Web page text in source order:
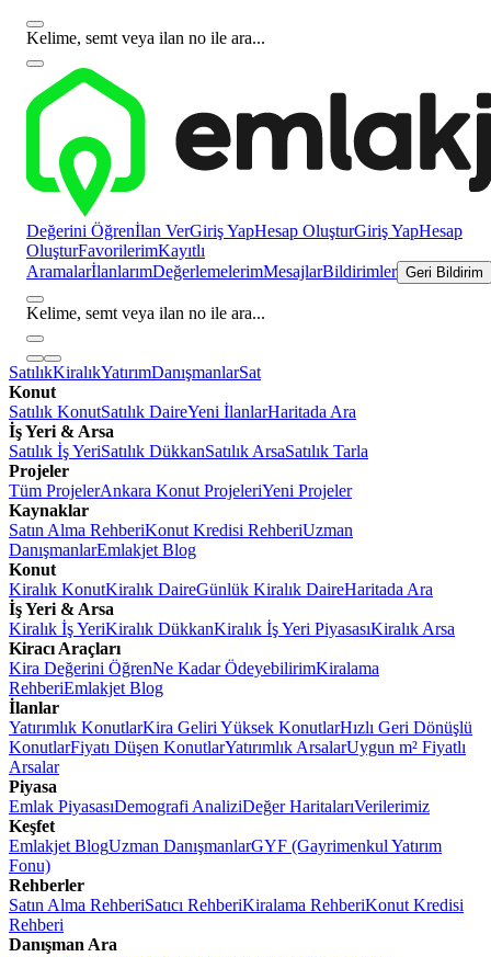
Kelime, semt veya ilan no ile ara...
Değerini Öğrenİlan VerGiriş YapHesap OluşturGiriş YapHesap
OluşturFavorilerimKayıtlı
AramalarİlanlarımDeğerlemelerimMesajlarBildirimler Geri Bildirim
Kelime, semt veya ilan no ile ara...
SatılıkKiralıkYatırımDanışmanlarSat
Konut
Satılık KonutSatılık DaireYeni İlanlarHaritada Ara
İş Yeri & Arsa
Satılık İş YeriSatılık DükkanSatılık ArsaSatılık Tarla
Projeler
Tüm ProjelerAnkara Konut ProjeleriYeni Projeler
Kaynaklar
Satın Alma RehberiKonut Kredisi RehberiUzman
DanışmanlarEmlakjet Blog
Konut
Kiralık KonutKiralık DaireGünlük Kiralık DaireHaritada Ara
İş Yeri & Arsa
Kiralık İş YeriKiralık DükkanKiralık İş Yeri PiyasasıKiralık Arsa
Kiracı Araçları
Kira Değerini ÖğrenNe Kadar ÖdeyebilirimKiralama
RehberiEmlakjet Blog
İlanlar
Yatırımlık KonutlarKira Geliri Yüksek KonutlarHızlı Geri Dönüşlü
KonutlarFiyatı Düşen KonutlarYatırımlık ArsalarUygun m² Fiyatlı
Arsalar
Piyasa
Emlak PiyasasıDemografi AnaliziDeğer HaritalarıVerilerimiz
Keşfet
Emlakjet BlogUzman DanışmanlarGYF (Gayrimenkul Yatırım
Fonu)
Rehberler
Satın Alma RehberiSatıcı RehberiKiralama RehberiKonut Kredisi
Rehberi
Danışman Ara